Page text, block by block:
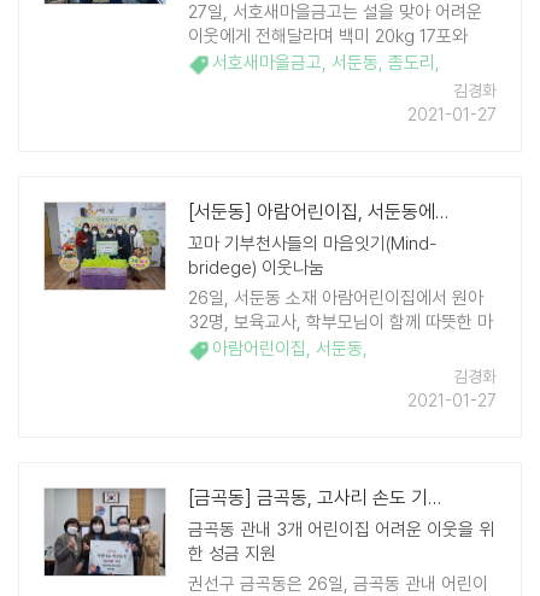
27일, 서호새마을금고는 설을 맞아 어려운
이웃에게 전해달라며 백미 20kg 17포와
10kg 56포를 서둔동 행정복지센터에 전달
했다. 서호새마을금고는 매년 '사랑의 좀도리
서호새마을금고, 서둔동, 좀도리 ,
김경화
2021-01-27
[서둔동] 아람어린이집, 서둔동에 이웃돕기 성금 기부
꼬마 기부천사들의 마음잇기(Mind-
bridege) 이웃나눔
26일, 서둔동 소재 아람어린이집에서 원아
32명, 보육교사, 학부모님이 함께 따뜻한 마
음을 담아 이웃돕기 성금 78만3천620원을
서둔동 행정복지센터에 기부했다. 성금은 아
아람어린이집, 서둔동,
김경화
2021-01-27
[금곡동] 금곡동, 고사리 손도 기부문화 배워요
금곡동 관내 3개 어린이집 어려운 이웃을 위
한 성금 지원
권선구 금곡동은 26일, 금곡동 관내 어린이